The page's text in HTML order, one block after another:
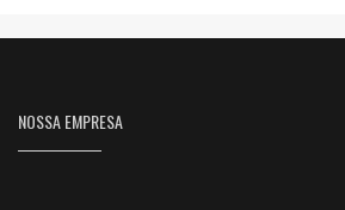
NOSSA EMPRESA